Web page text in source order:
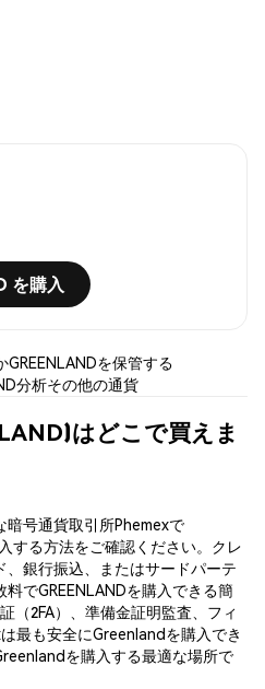
を購入
GREENLANDを保管する
分析その他の通貨
はどこで買えま
号通貨取引所Phemexで
する方法をご確認ください。クレ
銀行振込、またはサードパーテ
でGREENLANDを購入できる簡
（2FA）、準備金証明監査、フィ
最も安全にGreenlandを購入でき
を購入する最適な場所で